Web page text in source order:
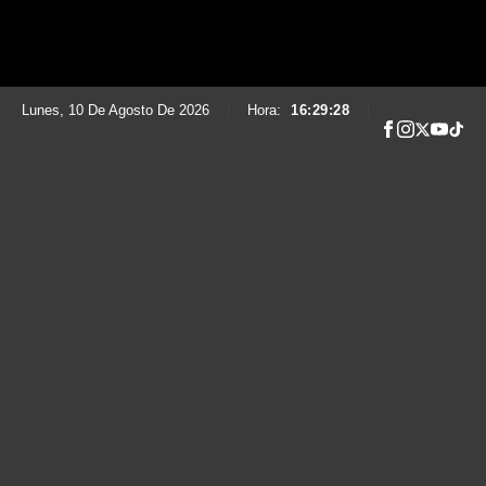
Lunes, 10 De Agosto De 2026 Hora: 16:29:30